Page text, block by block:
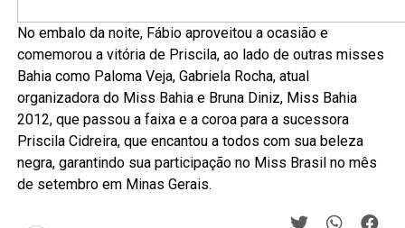
No embalo da noite, Fábio aproveitou a ocasião e
comemorou a vitória de Priscila, ao lado de outras misses
Bahia como Paloma Veja, Gabriela Rocha, atual
organizadora do Miss Bahia e Bruna Diniz, Miss Bahia
2012, que passou a faixa e a coroa para a sucessora
Priscila Cidreira, que encantou a todos com sua beleza
negra, garantindo sua participação no Miss Brasil no mês
de setembro em Minas Gerais.